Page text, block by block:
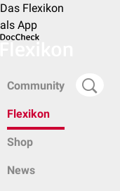
Das Flexikon
als App
Community
Flexikon
Shop
News